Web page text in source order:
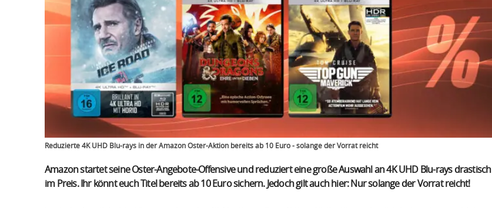
Reduzierte 4K UHD Blu-rays in der Amazon Oster-Aktion bereits ab 10 Euro - solange der Vorrat reicht
Amazon startet seine Oster-Angebote-Offensive und reduziert eine große Auswahl an 4K UHD Blu-rays drastisch
im Preis. Ihr könnt euch Titel bereits ab 10 Euro sichern. Jedoch gilt auch hier: Nur solange der Vorrat reicht!